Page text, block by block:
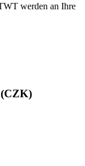
werden an Ihre
(CZK)